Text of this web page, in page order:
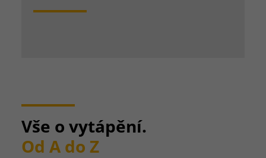
Vše o vytápění.
Od A do Z